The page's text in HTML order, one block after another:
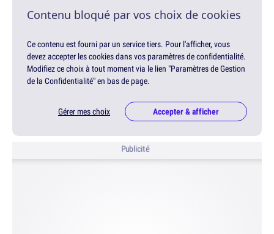
Contenu bloqué par vos choix de cookies
Ce contenu est fourni par un service tiers. Pour l'afficher, vous
devez accepter les cookies dans vos paramètres de confidentialité.
Modifiez ce choix à tout moment via le lien "Paramètres de Gestion
de la Confidentialité" en bas de page.
Gérer mes choix Accepter & afficher
Publicité